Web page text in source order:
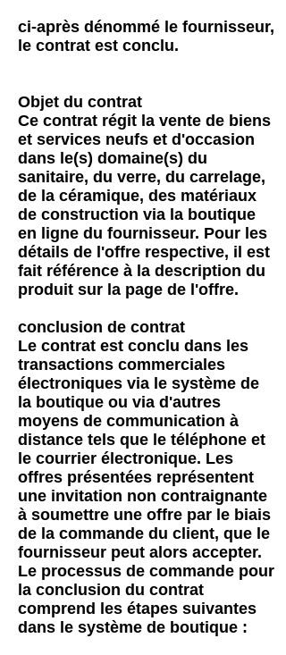
ci-après dénommé le fournisseur,
le contrat est conclu.
Objet du contrat
Ce contrat régit la vente de biens
et services neufs et d'occasion
dans le(s) domaine(s) du
sanitaire, du verre, du carrelage,
de la céramique, des matériaux
de construction via la boutique
en ligne du fournisseur. Pour les
détails de l'offre respective, il est
fait référence à la description du
produit sur la page de l'offre.
conclusion de contrat
Le contrat est conclu dans les
transactions commerciales
électroniques via le système de
la boutique ou via d'autres
moyens de communication à
distance tels que le téléphone et
le courrier électronique. Les
offres présentées représentent
une invitation non contraignante
à soumettre une offre par le biais
de la commande du client, que le
fournisseur peut alors accepter.
Le processus de commande pour
la conclusion du contrat
comprend les étapes suivantes
dans le système de boutique :